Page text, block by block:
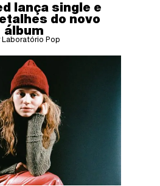
lança single e
do novo
álbum
Laboratório Pop